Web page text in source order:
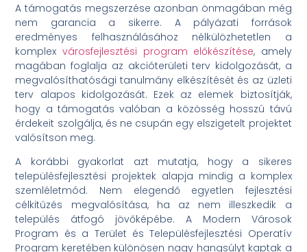
A támogatás megszerzése azonban önmagában még
nem garancia a sikerre. A pályázati források
eredményes felhasználásához nélkülözhetetlen a
komplex városfejlesztési program előkészítése, amely
magában foglalja az akcióterületi terv kidolgozását, a
megvalósíthatósági tanulmány elkészítését és az üzleti
terv alapos kidolgozását. Ezek az elemek biztosítják,
hogy a támogatás valóban a közösség hosszú távú
érdekeit szolgálja, és ne csupán egy elszigetelt projektet
valósítson meg.
A korábbi gyakorlat azt mutatja, hogy a sikeres
településfejlesztési projektek alapja mindig a komplex
szemléletmód. Nem elegendő egyetlen fejlesztési
célkitűzés megvalósítása, ha az nem illeszkedik a
település átfogó jövőképébe. A Modern Városok
Program és a Terület és Településfejlesztési Operatív
Program keretében különösen nagy hangsúlyt kaptak a